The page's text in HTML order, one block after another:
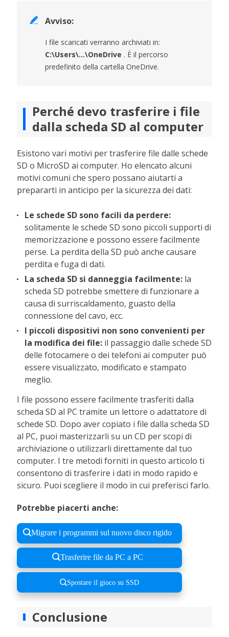
 Avviso:
I file scaricati verranno archiviati in:
C:\Users\...\OneDrive . È il percorso
predefinito della cartella OneDrive.
Perché devo trasferire i file
dalla scheda SD al computer
Esistono vari motivi per trasferire file dalle schede
SD o MicroSD ai computer. Ho elencato alcuni
motivi comuni che spero possano aiutarti a
prepararti in anticipo per la sicurezza dei dati:
Le schede SD sono facili da perdere:
solitamente le schede SD sono piccoli supporti di
memorizzazione e possono essere facilmente
perse. La perdita della SD può anche causare
perdita e fuga di dati.
La scheda SD si danneggia facilmente: la
scheda SD potrebbe smettere di funzionare a
causa di surriscaldamento, guasto della
connessione del cavo, ecc.
I piccoli dispositivi non sono convenienti per
la modifica dei file: il passaggio dalle schede SD
delle fotocamere o dei telefoni ai computer può
essere visualizzato, modificato e stampato
meglio.
I file possono essere facilmente trasferiti dalla
scheda SD al PC tramite un lettore o adattatore di
schede SD. Dopo aver copiato i file dalla scheda SD
al PC, puoi masterizzarli su un CD per scopi di
archiviazione o utilizzarli direttamente dal tuo
computer. I tre metodi forniti in questo articolo ti
consentono di trasferire i dati in modo rapido e
sicuro. Puoi scegliere il modo in cui preferisci farlo.
Potrebbe piacerti anche:
Migrare i programmi sul nuovo disco rigido
Trasferire file da PC a PC
Spostare il gioco su SSD
Conclusione